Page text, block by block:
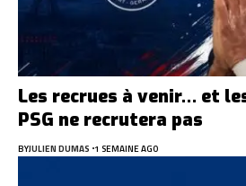
Les recrues à venir… et
PSG ne recrutera pas
BYJULIEN DUMAS 1 SEMAINE AGO